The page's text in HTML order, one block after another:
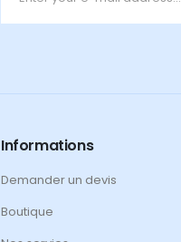
Informations
Demander un devis
Boutique